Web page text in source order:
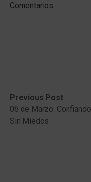
Comentarios
Post
navigation
Previous Post
Previous
post:06 de Marzo: Confiando
Sin Miedos
Next
post: